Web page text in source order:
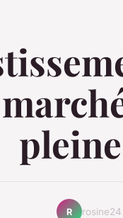
R rosine